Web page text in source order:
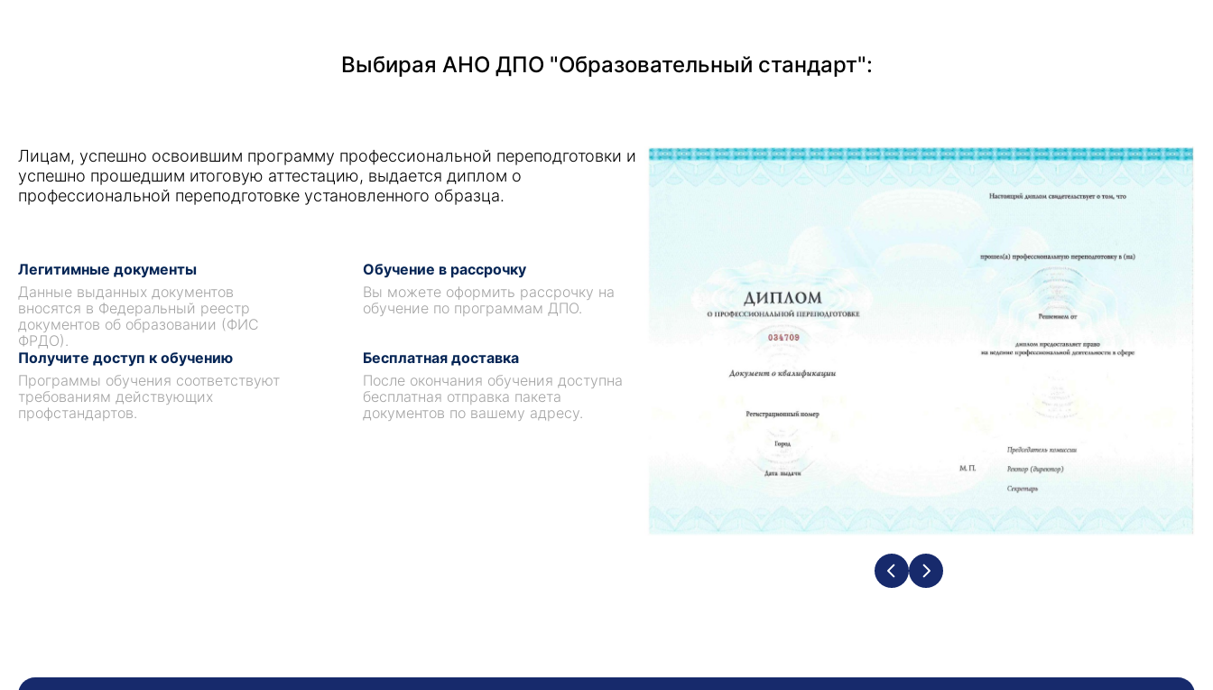
Выбирая АНО ДПО "Образовательный стандарт":
Лицам, успешно освоившим программу профессиональной переподготовки и
успешно прошедшим итоговую аттестацию, выдается диплом о
профессиональной переподготовке установленного образца.
Легитимные документы
Данные выданных документов
вносятся в Федеральный реестр
документов об образовании (ФИС
ФРДО).
Обучение в рассрочку
Вы можете оформить рассрочку на
обучение по программам ДПО.
Получите доступ к обучению
Программы обучения соответствуют
требованиям действующих
профстандартов.
Бесплатная доставка
После окончания обучения доступна
бесплатная отправка пакета
документов по вашему адресу.
Даю согласие на обработку персональных
данных и
Получить консультацию
Даю согласие наобработку персональных
данныхиe-mail рассылку